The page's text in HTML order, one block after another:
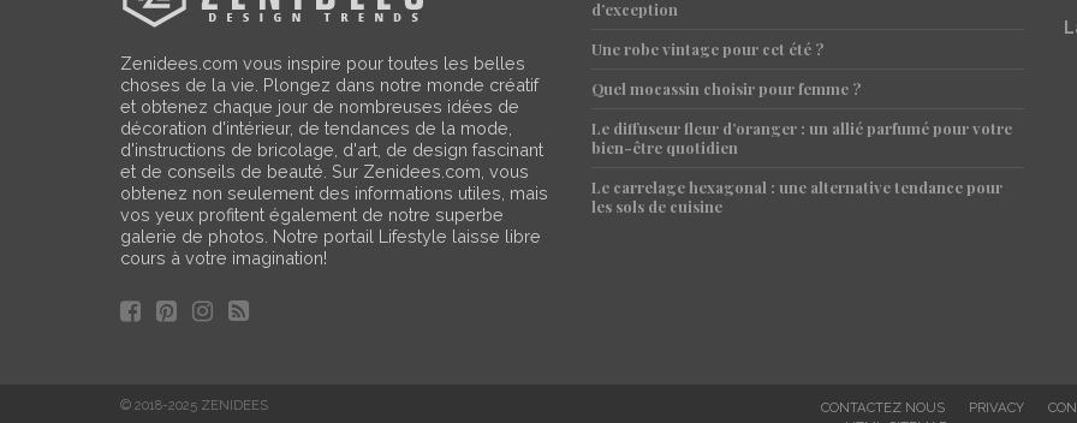
Zenidees.com vous inspire pour toutes les belles
choses de la vie. Plongez dans notre monde créatif
et obtenez chaque jour de nombreuses idées de
décoration d'intérieur, de tendances de la mode,
d'instructions de bricolage, d'art, de design fascinant
et de conseils de beauté. Sur Zenidees.com, vous
obtenez non seulement des informations utiles, mais
vos yeux profitent également de notre superbe
galerie de photos. Notre portail Lifestyle laisse libre
cours à votre imagination!
d’exception
Une robe vintage pour cet été ?
Quel mocassin choisir pour femme ?
Le diffuseur fleur d’oranger : un allié parfumé pour votre
bien-être quotidien
Le carrelage hexagonal : une alternative tendance pour
les sols de cuisine
CONTACTEZ NOUS PRIVACY
© 2018-2025 ZENIDEES